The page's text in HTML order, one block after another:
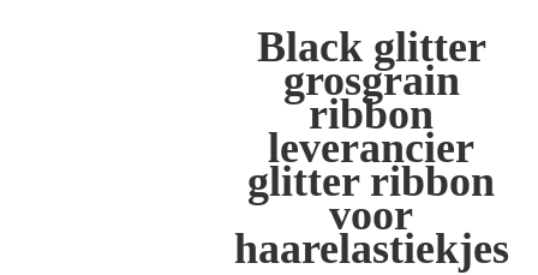
Black glitter
grosgrain
ribbon
leverancier
glitter ribbon
voor
haarelastiekjes